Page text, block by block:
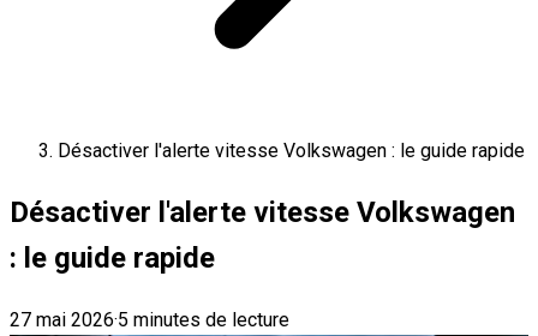
Désactiver l'alerte vitesse Volkswagen : le guide rapide
Désactiver l'alerte vitesse Volkswagen
: le guide rapide
27 mai 2026·5 minutes de lecture